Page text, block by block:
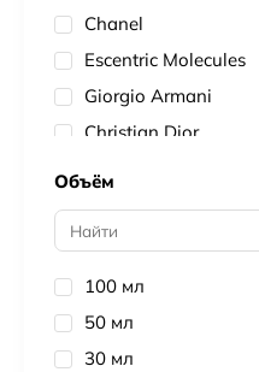
Chanel
Escentric Molecules
Giorgio Armani
Christian Dior
Givenchy
Lancome
Paco Rabanne
Versace
Gucci
Объём
100 мл
50 мл
30 мл